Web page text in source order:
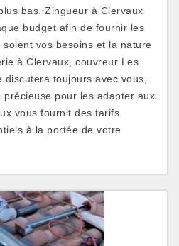
bas. Zingueur à Clervaux
budget afin de fournir les
vos besoins et la nature
à Clervaux, couvreur Les
toujours avec vous,
pour les adapter aux
vous fournit des tarifs
à la portée de votre